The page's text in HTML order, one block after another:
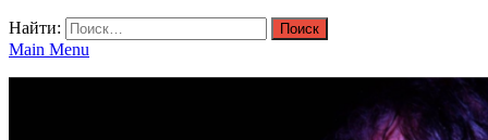
Найти:
Main Menu